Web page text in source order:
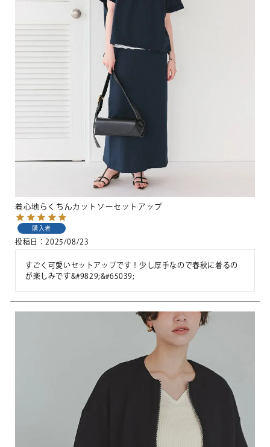
着心地らくちんカットソーセットアップ
購入者
投稿日 2025/08/23
すごく可愛いセットアップです！少し厚手なので春秋に着るの
が楽しみです&#9829;&#65039;